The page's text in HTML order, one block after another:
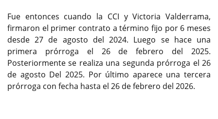
Fue entonces cuando la CCI y Victoria Valderrama,
firmaron el primer contrato a término fijo por 6 meses
desde 27 de agosto del 2024. Luego se hace una
primera prórroga el 26 de febrero del 2025.
Posteriormente se realiza una segunda prórroga el 26
de agosto Del 2025. Por último aparece una tercera
prórroga con fecha hasta el 26 de febrero del 2026.